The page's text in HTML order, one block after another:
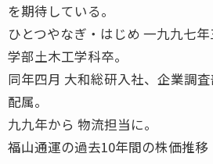
を期待している。
ひとつやなぎ・はじめ 一九九七
学部土木工学科卒。
同年四月 大和総研入社、企業調
配属。
九九年から 物流担当に。
福山通運の過去10年間の株価推移